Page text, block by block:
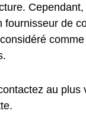
fournisseur de
au plus